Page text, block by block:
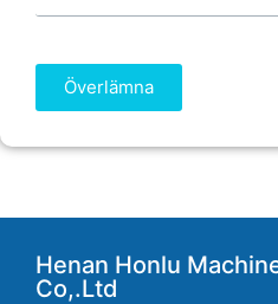
Överlämna
Henan Honlu
Co,.Ltd